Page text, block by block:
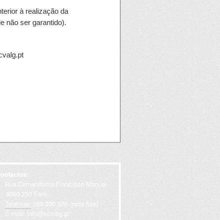
à realização da
não ser garantido).
Rua Comandante Francisco Manuel
250 Faro
Telefone: 289 890 920 (rede fixa)
E-mail: info@ccvalg.pt